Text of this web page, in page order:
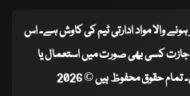
ہونے والا مواد ادارتی ٹیم کی کاوش ہے۔ اس
اجازت کسی بھی صورت میں استعمال یا
حقوق محفوظ ہیں © 2026